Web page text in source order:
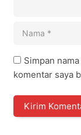
Simpan
komentar saya